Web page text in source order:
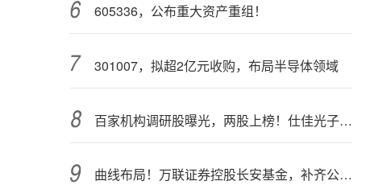
605336，公布重大资产重组！
301007，拟超2亿元收购，布局半导体领域
百家机构调研股曝光，两股上榜！仕佳光子半年报业绩高增长
曲线布局！万联证券控股长安基金，补齐公募业务关键拼图